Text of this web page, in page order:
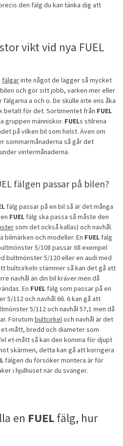
den fälg du kan tänka dig att
vikt vid nya FUEL
fälgarinte något de lägger så mycket
och gör sitt jobb, varken mer eller
a och o. De skulle inte ens åka
betalt för det. Sortimentet från FUEL
gruppen människor. FUELs stilrena
på vilken bil som helst. Även om
sommarmånaderna så går det
vintermånaderna.
fälgen passar på bilen?
fälg passar på en bil så är det många
FUEL fälg ska passa så måste den
som det också kallas) och navhål.
bilmärken och modeller. En FUEL fälg
5/108 passar till exempel
bultmönster 5/120 eller en audi med
bultcirkeln stämmer så kan det gå att
navhål än din bil kräver men då
En FUEL fälg som passar på en
5/112 och navhål 66. 6 kan gå att
5/112 och navhål 57,1 men då
Förutom bultcirkeloch navhål är det
mått, bredd och diameter som
et-mått så kan den komma för djupt
skärmen, detta kan gå att korrigera
fälgen du försöker montera är för
i hjulhuset när du svänger.
en FUELfälg, hur